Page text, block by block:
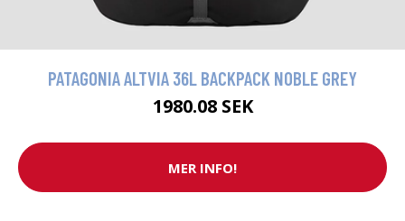
PATAGONIA ALTVIA 36L BACKPACK NOBLE GREY
1980.08 SEK
MER INFO!